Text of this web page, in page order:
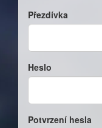
Přezdívka
Heslo
Potvrzení hesla